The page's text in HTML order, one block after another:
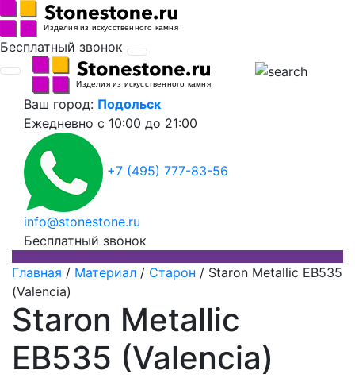
Бесплатный звонок
Ваш город: Подольск
Ежедневно с 10:00 до 21:00
+7 (495) 777-83-56
info@stonestone.ru
Бесплатный звонок
Главная / Материал / Старон / Staron Metallic EB535
(Valencia)
Staron Metallic
EB535 (Valencia)